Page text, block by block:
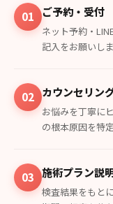
01 ご予約・受付
ネット予約・
記入をお願いしま
02 カウンセリン
お悩みを丁寧に
の根本原因を特定
03 施術プラン説
検査結果をもと